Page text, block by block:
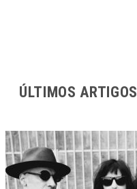
ÚLTIMOS ARTIGOS